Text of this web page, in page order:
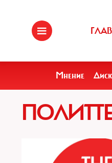
Мнение